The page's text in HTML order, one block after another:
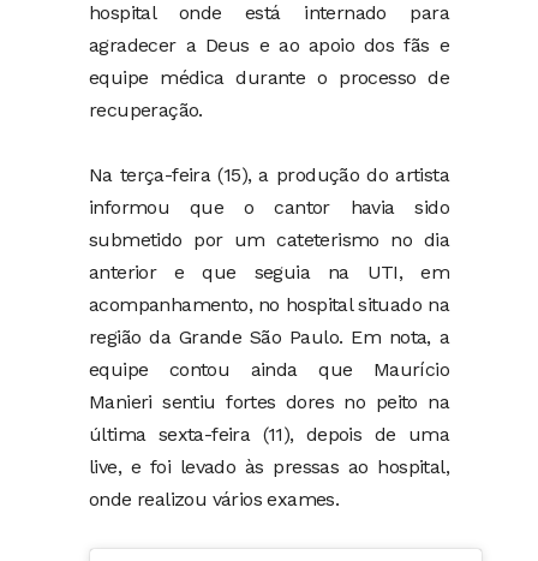
hospital onde está internado para
agradecer a Deus e ao apoio dos fãs e
equipe médica durante o processo de
recuperação.
Na terça-feira (15), a produção do artista
informou que o cantor havia sido
submetido por um cateterismo no dia
anterior e que seguia na UTI, em
acompanhamento, no hospital situado na
região da Grande São Paulo. Em nota, a
equipe contou ainda que Maurício
Manieri sentiu fortes dores no peito na
última sexta-feira (11), depois de uma
live, e foi levado às pressas ao hospital,
onde realizou vários exames.